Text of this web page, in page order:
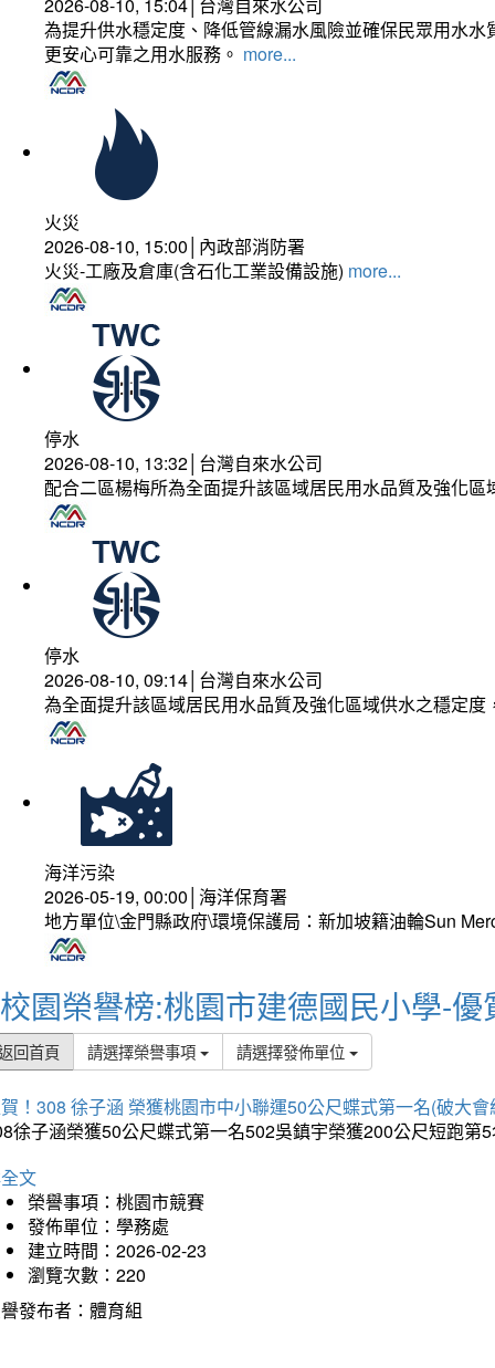
為提升供水穩定度、降低管線漏水風險並確保民眾用水
更安心可靠之用水服務。 more...
火災
2026-08-10, 15:00│內政部消防署
火災-工廠及倉庫(含石化工業設備設施) more...
停水
2026-08-10, 13:32│台灣自來水公司
配合二區楊梅所為全面提升該區域居民用水品質及強化
停水
2026-08-10, 09:14│台灣自來水公司
為全面提升該區域居民用水品質及強化區域供水之穩定
海洋污染
2026-05-19, 00:00│海洋保育署
地方單位\金門縣政府\環境保護局：新加坡籍油輪Sun
校園榮譽榜:桃園市建德國民小學-優
回首頁 請選擇榮譽事項 請選擇發佈單位
！308 徐子涵 榮獲桃園市中小聯運50公尺蝶式第一名(破大會
徐子涵榮獲50公尺蝶式第一名502吳鎮宇榮獲200公尺短跑
文
榮譽事項：桃園市競賽
發佈單位：學務處
建立時間：2026-02-23
瀏覽次數：220
發布者：體育組